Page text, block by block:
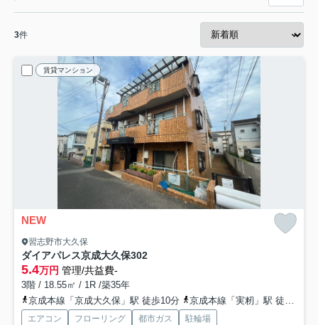
3件
賃貸マンション
NEW
習志野市大久保
ダイアパレス京成大久保302
5.4万円 管理/共益費-
3階 / 18.55㎡ / 1R /築35年
京成本線「京成大久保」駅 徒歩10分
京成本線「実籾」駅 徒歩19分
エアコン フローリング 都市ガス
駐輪場